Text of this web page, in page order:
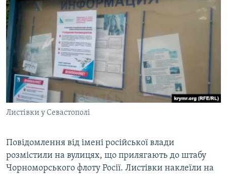
Листівки у Севастополі
Повідомлення від імені російської влади
розмістили на вулицях, що прилягають до штабу
Чорноморського флоту Росії. Листівки наклеїли на